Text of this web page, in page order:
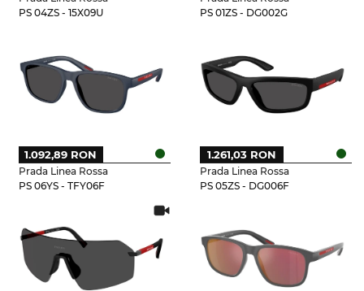
PS 04ZS - 15X09U
PS 01ZS - DG002G
Prada Linea Rossa
PS 06YS - TFY06F
1.092,89 RON
Prada Linea Rossa
PS 05ZS - DG006F
1.261,03 RON